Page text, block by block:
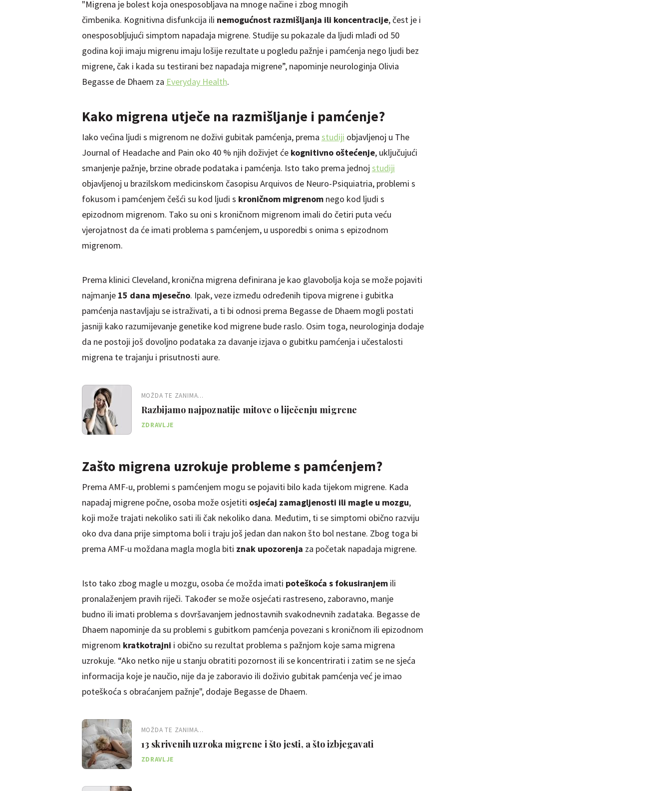
"Migrena je bolest koja onesposobljava na mnoge načine i zbog mnogih
čimbenika. Kognitivna disfunkcija ili nemogućnost razmišljanja ili koncentracije, čest je i
onesposobljujući simptom napadaja migrene. Studije su pokazale da ljudi mlađi od 50
godina koji imaju migrenu imaju lošije rezultate u pogledu pažnje i pamćenja nego ljudi bez
migrene, čak i kada su testirani bez napadaja migrene”, napominje neurologinja Olivia
Begasse de Dhaem za Everyday Health.
Kako migrena utječe na razmišljanje i pamćenje?
Iako većina ljudi s migrenom ne doživi gubitak pamćenja, prema studiji objavljenoj u The
Journal of Headache and Pain oko 40 % njih doživjet će kognitivno oštećenje, uključujući
smanjenje pažnje, brzine obrade podataka i pamćenja. Isto tako prema jednoj studiji
objavljenoj u brazilskom medicinskom časopisu Arquivos de Neuro-Psiquiatria, problemi s
fokusom i pamćenjem češći su kod ljudi s kroničnom migrenomnego kod ljudi s
epizodnom migrenom. Tako su oni s kroničnom migrenom imali do četiri puta veću
vjerojatnost da će imati problema s pamćenjem, u usporedbi s onima s epizodnom
migrenom.
Prema klinici Cleveland, kronična migrena definirana je kao glavobolja koja se može pojaviti
najmanje 15 dana mjesečno. Ipak, veze između određenih tipova migrene i gubitka
pamćenja nastavljaju se istraživati, a ti bi odnosi prema Begasse de Dhaem mogli postati
jasniji kako razumijevanje genetike kod migrene bude raslo. Osim toga, neurologinja dodaje
da ne postoji još dovoljno podataka za davanje izjava o gubitku pamćenja i učestalosti
migrena te trajanju i prisutnosti aure.
MOŽDA TE ZANIMA...
Razbijamo najpoznatije mitove o liječenju migrene
ZDRAVLJE
Zašto migrena uzrokuje probleme s pamćenjem?
Prema AMF-u, problemi s pamćenjem mogu se pojaviti bilo kada tijekom migrene. Kada
napadaj migrene počne, osoba može osjetiti osjećaj zamagljenosti ili magle u mozgu,
koji može trajati nekoliko sati ili čak nekoliko dana. Međutim, ti se simptomi obično razviju
oko dva dana prije simptoma boli i traju još jedan dan nakon što bol nestane. Zbog toga bi
prema AMF-u moždana magla mogla biti znak upozorenja za početak napadaja migrene.
Isto tako zbog magle u mozgu, osoba će možda imati poteškoća s fokusiranjemili
pronalaženjem pravih riječi. Također se može osjećati rastreseno, zaboravno, manje
budno ili imati problema s dovršavanjem jednostavnih svakodnevnih zadataka. Begasse de
Dhaem napominje da su problemi s gubitkom pamćenja povezani s kroničnom ili epizodnom
migrenom kratkotrajni i obično su rezultat problema s pažnjom koje sama migrena
uzrokuje. “Ako netko nije u stanju obratiti pozornost ili se koncentrirati i zatim se ne sjeća
informacija koje je naučio, nije da je zaboravio ili doživio gubitak pamćenja već je imao
poteškoća s obraćanjem pažnje", dodaje Begasse de Dhaem.
MOŽDA TE ZANIMA...
13 skrivenih uzroka migrene i što jesti, a što izbjegavati
ZDRAVLJE